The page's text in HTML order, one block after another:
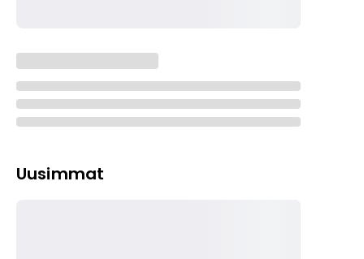
Uusimmat